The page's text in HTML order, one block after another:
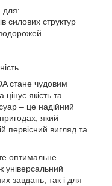
для:
силових структур
стане чудовим
якість та
– це надійний
який
первісний вигляд та
оптимальне
універсальний
завдань, так і для